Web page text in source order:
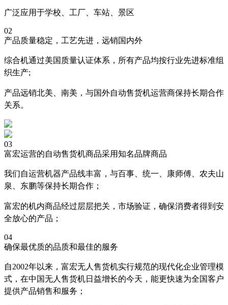
广泛应用于学校、工厂、车站、景区
02
产品质量稳定，工艺先进，远销国内外
综合机通过美国质量认证体系，所有产品均按行业先进标准组
织生产;
产品远销北美、南美，与国外自动售货机运营商保持长期合作
关系。
03
富宏运营的自动售货机商品采用知名品牌商品
我们自运营机器产品线丰富，与百事、统一、康师傅、农夫山
泉、东鹏等保持长期合作；
富宏的机内商品经过层层把关，市场验证，确保消费者得到安
全放心的产品；
04
确保最优质的品质和最佳的服务
自2002年以来，富宏无人售货机实行规范的现代化企业管理模
式，在中国无人售货机日益增长的今天，能更快速为全国客户
提供产品销售和服务；